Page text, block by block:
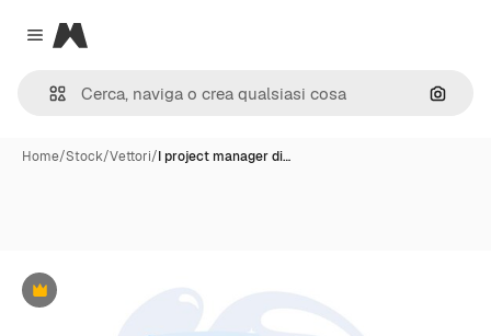
Close menu
Magnific
Cerca
Home/Stock/Vettori/I project manager di…
Premium